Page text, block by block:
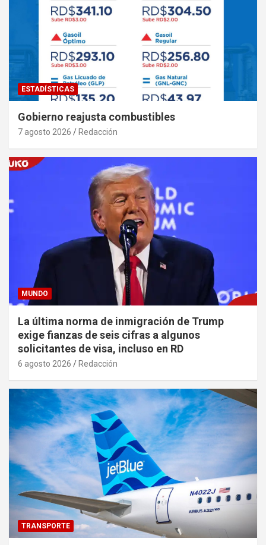
ESTADÍSTICAS
Gobierno reajusta combustibles
7 agosto 2026 Redacción
MUNDO
La última norma de inmigración de Trump
exige fianzas de seis cifras a algunos
solicitantes de visa, incluso en RD
6 agosto 2026 Redacción
TRANSPORTE